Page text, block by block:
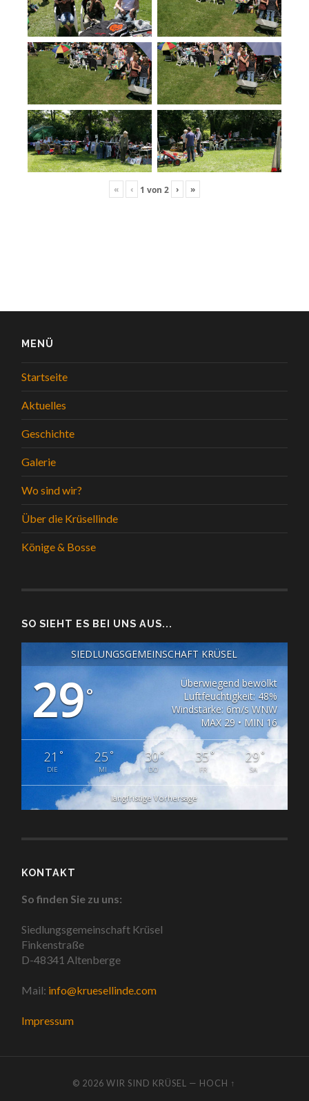
« ‹ 1 von 2 › »
MENÜ
Startseite
Aktuelles
Geschichte
Galerie
Wo sind wir?
Über die Krüsellinde
Könige & Bosse
SO SIEHT ES BEI UNS AUS...
SIEDLUNGSGEMEINSCHAFT KRÜSEL
29°
Überwiegend bewölkt
Luftfeuchtigkeit: 48%
Windstärke: 6m/s WNW
MAX 29 • MIN 16
21 °
DIE
25°
MI
30°
DO
35°
FR
29°
SA
langfristige Vorhersage
KONTAKT
So finden Sie zu uns:
Siedlungsgemeinschaft Krüsel
Finkenstraße
D-48341 Altenberge
Mail: info@kruesellinde.com
Impressum
© 2026WIR SIND KRÜSEL — HOCH ↑